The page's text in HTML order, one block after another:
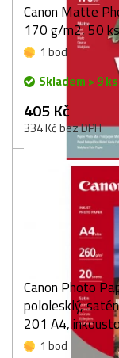
Canon Matte
170 g/m2, 50
1 bod
Skladem > 9 ks
405 Kč
334 Kč bez DPH
Canon Photo
pololesklý,
201 A4,
1 bod